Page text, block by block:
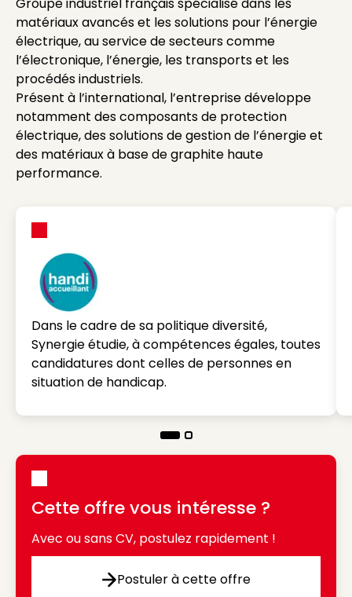
matériaux avancés et les solutions pour l’énergie
électrique, au service de secteurs comme
l’électronique, l’énergie, les transports et les
procédés industriels.
Présent à l’international, l’entreprise développe
notamment des composants de protection
électrique, des solutions de gestion de l’énergie et
des matériaux à base de graphite haute
performance.
Dans le cadre de sa politique diversité,
Synergie étudie, à compétences égales, toutes
candidatures dont celles de personnes en
situation de handicap.
Cette offre vous intéresse ?
Avec ou sans CV, postulez rapidement !
Postuler à cette offre
Postuler à cette offre